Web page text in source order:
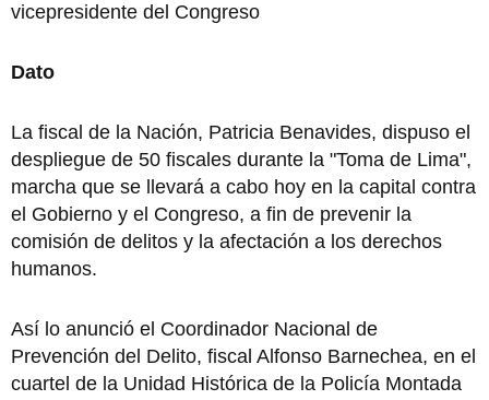
vicepresidente del Congreso
Dato
La fiscal de la Nación, Patricia Benavides, dispuso el
despliegue de 50 fiscales durante la "Toma de Lima",
marcha que se llevará a cabo hoy en la capital contra
el Gobierno y el Congreso, a fin de prevenir la
comisión de delitos y la afectación a los derechos
humanos.
Así lo anunció el Coordinador Nacional de
Prevención del Delito, fiscal Alfonso Barnechea, en el
cuartel de la Unidad Histórica de la Policía Montada